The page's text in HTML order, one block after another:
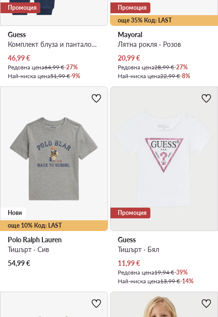
Промоция
Guess
Комплект блуза и панталон · Бял
Актуална цена
46,99€
Редовна цена64,99 €-27%
Най-ниска цена51,99 €-9%
още 35% Код: LAST
Промоция
Mayoral
Лятна рокля · Розов
Актуална цена
20,99€
Редовна цена28,99 €-27%
Най-ниска цена22,99 €-8%
още 10% Код: LAST
Нови
Polo Ralph Lauren
Тишърт · Сив
54,99€
Промоция
Guess
Тишърт · Бял
Актуална цена
11,99€
Редовна цена19,94 €-39%
Най-ниска цена13,99 €-14%